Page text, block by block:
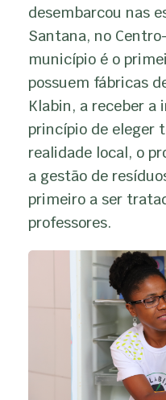
desembarcou nas
Santana, no
município é o
possuem fábricas
Klabin, a receber a
princípio de eleger
realidade local, o
a gestão de
primeiro a ser
professores.